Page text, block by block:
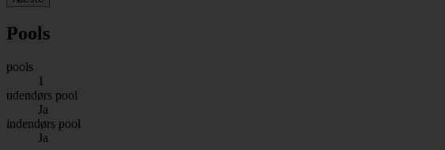
Pools
pools
1
udendørs pool
Ja
indendørs pool
Ja